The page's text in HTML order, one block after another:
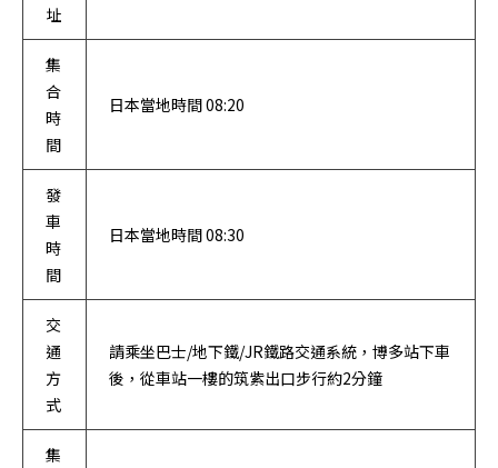
址
集
合
時
間
日本當地時間 08:20
發
車
時
間
日本當地時間 08:30
交
通
方
式
請乘坐巴士/地下鐵/JR鐵路交通系統，博多站下車
後，從車站一樓的筑紫出口步行約2分鐘
集